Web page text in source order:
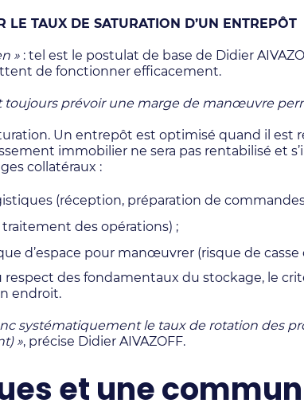
TAUX DE SATURATION D’UN ENTREPÔT
» : tel est le postulat de base de Didier
de fonctionner efficacement.
toujours prévoir une marge de manœuvre
Un entrepôt est optimisé quand il est
immobilier ne sera pas rentabilisé et
collatéraux :
(réception, préparation de
des opérations) ;
d’espace pour manœuvrer (risque de casse
respect des fondamentaux du stockage, le
endroit.
systématiquement le taux de rotation des
», précise Didier AIVAZOFF.
et une